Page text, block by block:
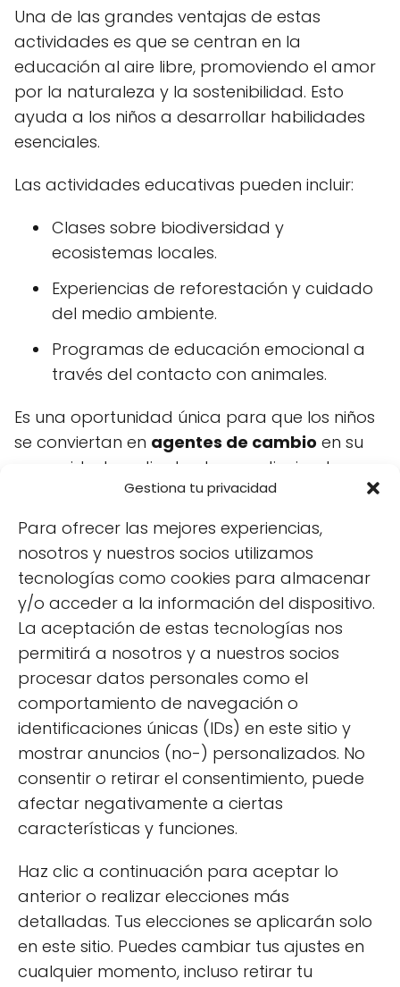
Gestiona tu privacidad
Para ofrecer las mejores experiencias,
nosotros y nuestros socios utilizamos
tecnologías como cookies para almacenar
y/o acceder a la información del dispositivo.
La aceptación de estas tecnologías nos
permitirá a nosotros y a nuestros socios
procesar datos personales como el
comportamiento de navegación o
identificaciones únicas (IDs) en este sitio y
mostrar anuncios (no-) personalizados. No
consentir o retirar el consentimiento, puede
afectar negativamente a ciertas
características y funciones.
Haz clic a continuación para aceptar lo
anterior o realizar elecciones más
detalladas. Tus elecciones se aplicarán solo
en este sitio. Puedes cambiar tus ajustes en
cualquier momento, incluso retirar tu
Una de las grandes ventajas de estas
actividades es que se centran en la
educación al aire libre, promoviendo el amor
por la naturaleza y la sostenibilidad. Esto
ayuda a los niños a desarrollar habilidades
esenciales.
Las actividades educativas pueden incluir:
Clases sobre biodiversidad y
ecosistemas locales.
Experiencias de reforestación y cuidado
del medio ambiente.
Programas de educación emocional a
través del contacto con animales.
Es una oportunidad única para que los niños
se conviertan en agentes de cambio en su
comunidad mediante el aprendizaje y la
acción directa.
Granjas escuela en
Pontevedra: opciones para
familias
Pontevedra cuenta con diversas granjas
escuela que son perfectas para disfrutar de
un día en familia. Estas granjas ofrecen una
gama de actividades únicas y experiencias
que atraen tanto a niños como a adultos.
Una de las más reconocidas es la Casa
Grande de Xanceda, donde las familias
relacionadas con laagricultura ecológica
el cuidado de los animales. Aquí, se
promueve un estilo de vida sostenible y se
enseña a los visitantes sobre la producción
de alimentos.